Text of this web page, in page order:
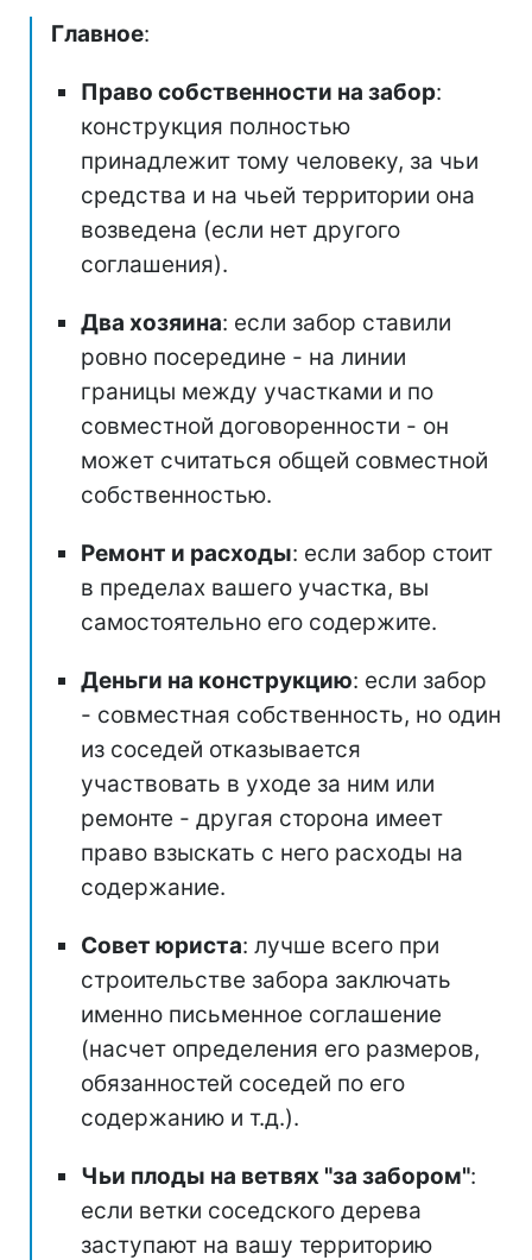
Главное:
Право собственности на забор:
конструкция полностью
принадлежит тому человеку, за чьи
средства и на чьей территории она
возведена (если нет другого
соглашения).
Два хозяина: если забор ставили
ровно посередине - на линии
границы между участками и по
совместной договоренности - он
может считаться общей совместной
собственностью.
Ремонт и расходы: если забор стоит
в пределах вашего участка, вы
самостоятельно его содержите.
Деньги на конструкцию: если забор
- совместная собственность, но один
из соседей отказывается
участвовать в уходе за ним или
ремонте - другая сторона имеет
право взыскать с него расходы на
содержание.
Совет юриста: лучше всего при
строительстве забора заключать
именно письменное соглашение
(насчет определения его размеров,
обязанностей соседей по его
содержанию и т.д.).
Чьи плоды на ветвях "за забором":
если ветки соседского дерева
заступают на вашу территорию